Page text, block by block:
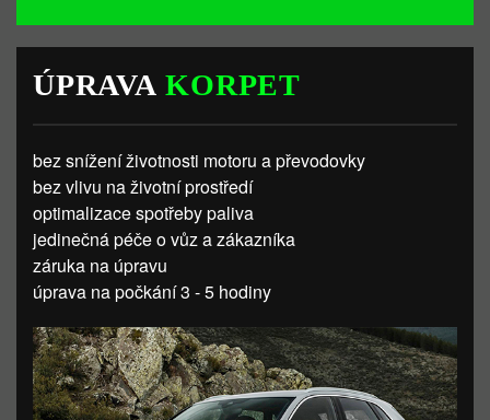
ÚPRAVAKORPET
bez snížení životnosti motoru a převodovky
bez vlivu na životní prostředí
optimalizace spotřeby paliva
jedinečná péče o vůz a zákazníka
záruka na úpravu
úprava na počkání 3 - 5 hodiny